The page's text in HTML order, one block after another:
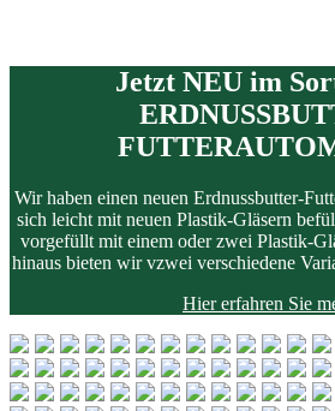
Jetzt NEU im
Wir haben einen neuen Erdnussbutter-
sich leicht mit neuen Plastik-Gläsern
vorgefüllt mit einem oder zwei Plastik-
hinaus bieten wir vzwei verschiedene
Hier erfahren Sie